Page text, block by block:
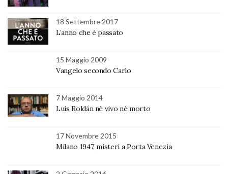
18 Settembre 2017
L’anno che è passato
15 Maggio 2009
Vangelo secondo Carlo
7 Maggio 2014
Luis Roldán né vivo né morto
17 Novembre 2015
Milano 1947, misteri a Porta Venezia